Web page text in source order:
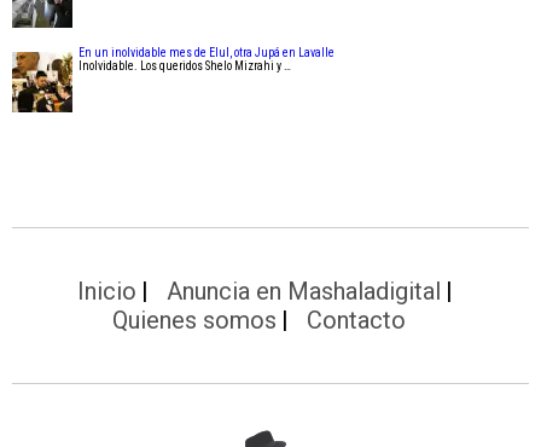
En un inolvidable mes de Elul, otra Jupá en Lavalle
Inolvidable. Los queridos Shelo Mizrahi y …
Inicio
Anuncia en Mashaladigital
Quienes somos
Contacto